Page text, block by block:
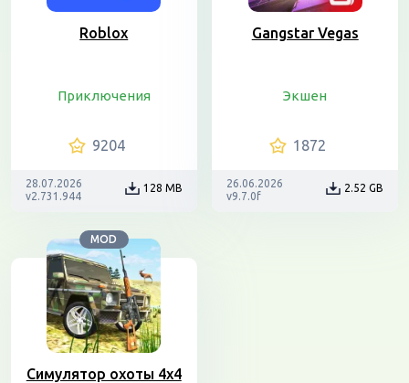
Roblox
Приключения
9204
28.07.2026
v2.731.944
128 MB
Gangstar Vegas
Экшен
1872
26.06.2026
v9.7.0f
2.52 GB
MOD
Симулятор охоты 4х4